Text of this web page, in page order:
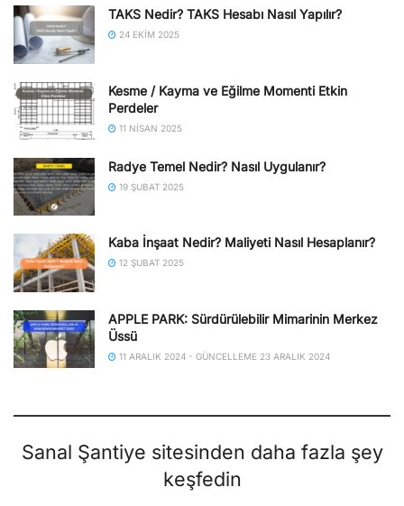
TAKS Nedir? TAKS Hesabı Nasıl Yapılır?
24 EKIM 2025
Kesme / Kayma ve Eğilme Momenti Etkin
Perdeler
11 NISAN 2025
Radye Temel Nedir? Nasıl Uygulanır?
19 ŞUBAT 2025
Kaba İnşaat Nedir? Maliyeti Nasıl Hesaplanır?
12 ŞUBAT 2025
APPLE PARK: Sürdürülebilir Mimarinin Merkez
Üssü
11 ARALIK 2024 - GÜNCELLEME 23 ARALIK 2024
Sanal Şantiye sitesinden daha fazla şey
keşfedin